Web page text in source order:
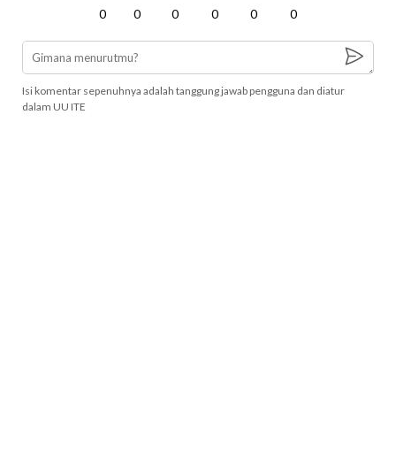
0 0 0 0 0 0
Isi komentar sepenuhnya adalah tanggung jawab pengguna dan diatur
dalam UU ITE